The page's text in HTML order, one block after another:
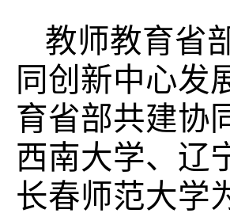
教师教育省
同创新中心发
育省部共建协
西南大学、辽
长春师范大学